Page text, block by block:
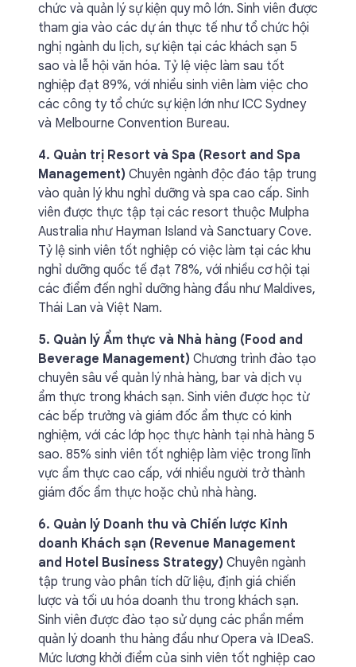
chức và quản lý sự kiện quy mô lớn. Sinh viên được
tham gia vào các dự án thực tế như tổ chức hội
nghị ngành du lịch, sự kiện tại các khách sạn 5
sao và lễ hội văn hóa. Tỷ lệ việc làm sau tốt
nghiệp đạt 89%, với nhiều sinh viên làm việc cho
các công ty tổ chức sự kiện lớn như ICC Sydney
và Melbourne Convention Bureau.
4. Quản trị Resort và Spa (Resort and Spa
Management) Chuyên ngành độc đáo tập trung
vào quản lý khu nghỉ dưỡng và spa cao cấp. Sinh
viên được thực tập tại các resort thuộc Mulpha
Australia như Hayman Island và Sanctuary Cove.
Tỷ lệ sinh viên tốt nghiệp có việc làm tại các khu
nghỉ dưỡng quốc tế đạt 78%, với nhiều cơ hội tại
các điểm đến nghỉ dưỡng hàng đầu như Maldives,
Thái Lan và Việt Nam.
5. Quản lý Ẩm thực và Nhà hàng (Food and
Beverage Management) Chương trình đào tạo
chuyên sâu về quản lý nhà hàng, bar và dịch vụ
ẩm thực trong khách sạn. Sinh viên được học từ
các bếp trưởng và giám đốc ẩm thực có kinh
nghiệm, với các lớp học thực hành tại nhà hàng 5
sao. 85% sinh viên tốt nghiệp làm việc trong lĩnh
vực ẩm thực cao cấp, với nhiều người trở thành
giám đốc ẩm thực hoặc chủ nhà hàng.
6. Quản lý Doanh thu và Chiến lược Kinh
doanh Khách sạn (Revenue Management
and Hotel Business Strategy) Chuyên ngành
tập trung vào phân tích dữ liệu, định giá chiến
lược và tối ưu hóa doanh thu trong khách sạn.
Sinh viên được đào tạo sử dụng các phần mềm
quản lý doanh thu hàng đầu như Opera và IDeaS.
Mức lương khởi điểm của sinh viên tốt nghiệp cao